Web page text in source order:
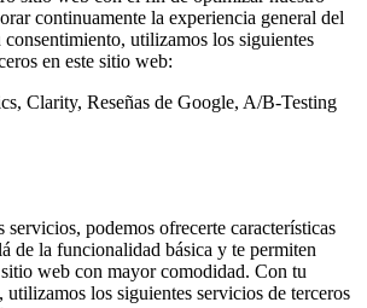
continuamente la experiencia general del
utilizamos los siguientes
en este sitio web:
Clarity, Reseñas de Google, A/B-Testing
servicios, podemos ofrecerte características
de la funcionalidad básica y te permiten
web con mayor comodidad. Con tu
utilizamos los siguientes servicios de terceros